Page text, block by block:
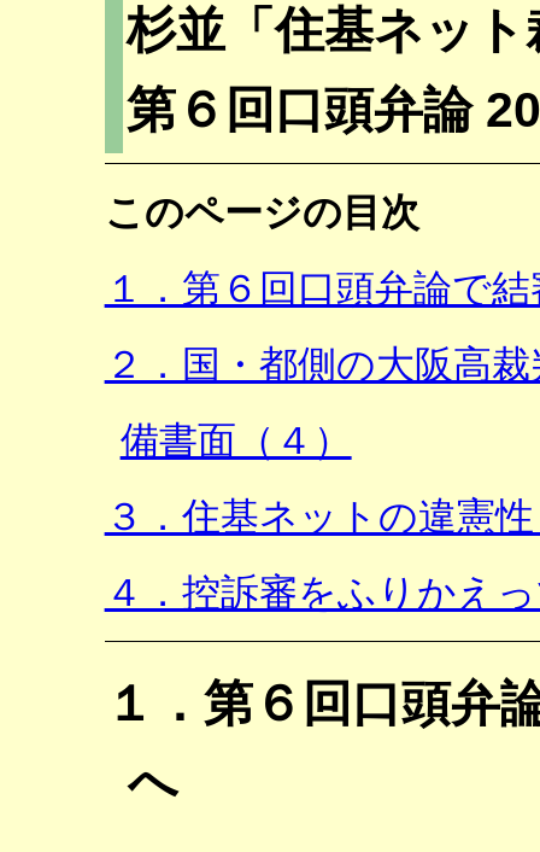
杉並「住基ネッ
第６回口頭弁論
このページの目次
１．第６回口頭弁論で
２．国・都側の大阪高
備書面（４）
３．住基ネットの違憲
４．控訴審をふりかえ
１．第６回口頭
へ